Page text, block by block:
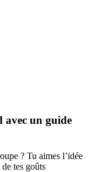
avec un guide
? Tu aimes l’idée
tes goûts